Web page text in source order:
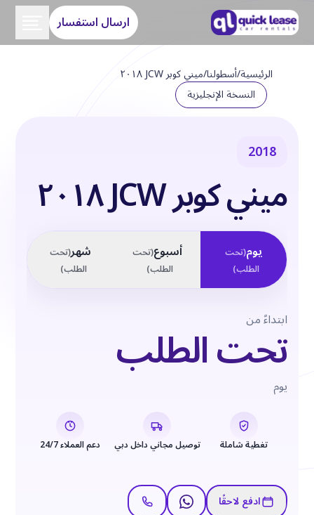
ارسال استفسار
الرئيسية/أسطولنا/ميني كوبر JCW ٢٠١٨
النسخة الإنجليزية
2018
ميني كوبر JCW ٢٠١٨
يوم(تحت
الطلب)
أسبوع(تحت
الطلب)
شهر(تحت
الطلب)
ابتداءً من
تحت الطلب
يوم
تغطية شاملة توصيل مجاني داخل دبي دعم العملاء 24/7
ادفع لاحقًا